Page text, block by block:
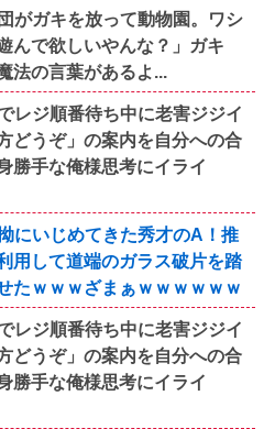
がガキを放って動物園。ワシ
んで欲しいやんな？」ガキ
法の言葉があるよ...
レジ順番待ち中に老害ジジイ
どうぞ」の案内を自分への合
勝手な俺様思考にイライ
にいじめてきた秀才のA！推
用して道端のガラス破片を踏
たｗｗｗざまぁｗｗｗｗｗｗ
レジ順番待ち中に老害ジジイ
どうぞ」の案内を自分への合
勝手な俺様思考にイライ